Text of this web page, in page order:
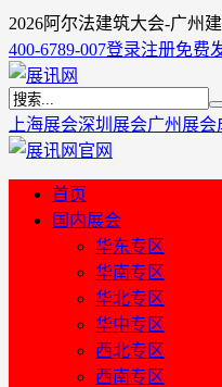
2026阿尔法建筑大会-广州
400-6789-007登录注册免费
上海展会深圳展会广州展会
首页
国内展会
华东专区
华南专区
华北专区
华中专区
西北专区
西南专区